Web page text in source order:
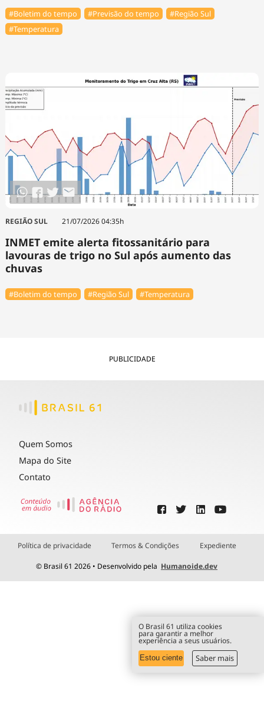
#Boletim do tempo #Previsão do tempo
#Região Sul
#Temperatura
REGIÃO SUL 21/07/2026 04:35h
INMET emite alerta fitossanitário para
lavouras de trigo no Sul após aumento das
chuvas
#Boletim do tempo #Região Sul #Temperatura
PUBLICIDADE
Quem Somos
Mapa do Site
Contato
Política de privacidade Termos & Condições Expediente
© Brasil 61 2026 • Desenvolvido pela Humanoide.dev
O Brasil 61 utiliza cookies
para garantir a melhor
experiência a seus usuários.
Estou ciente Saber mais